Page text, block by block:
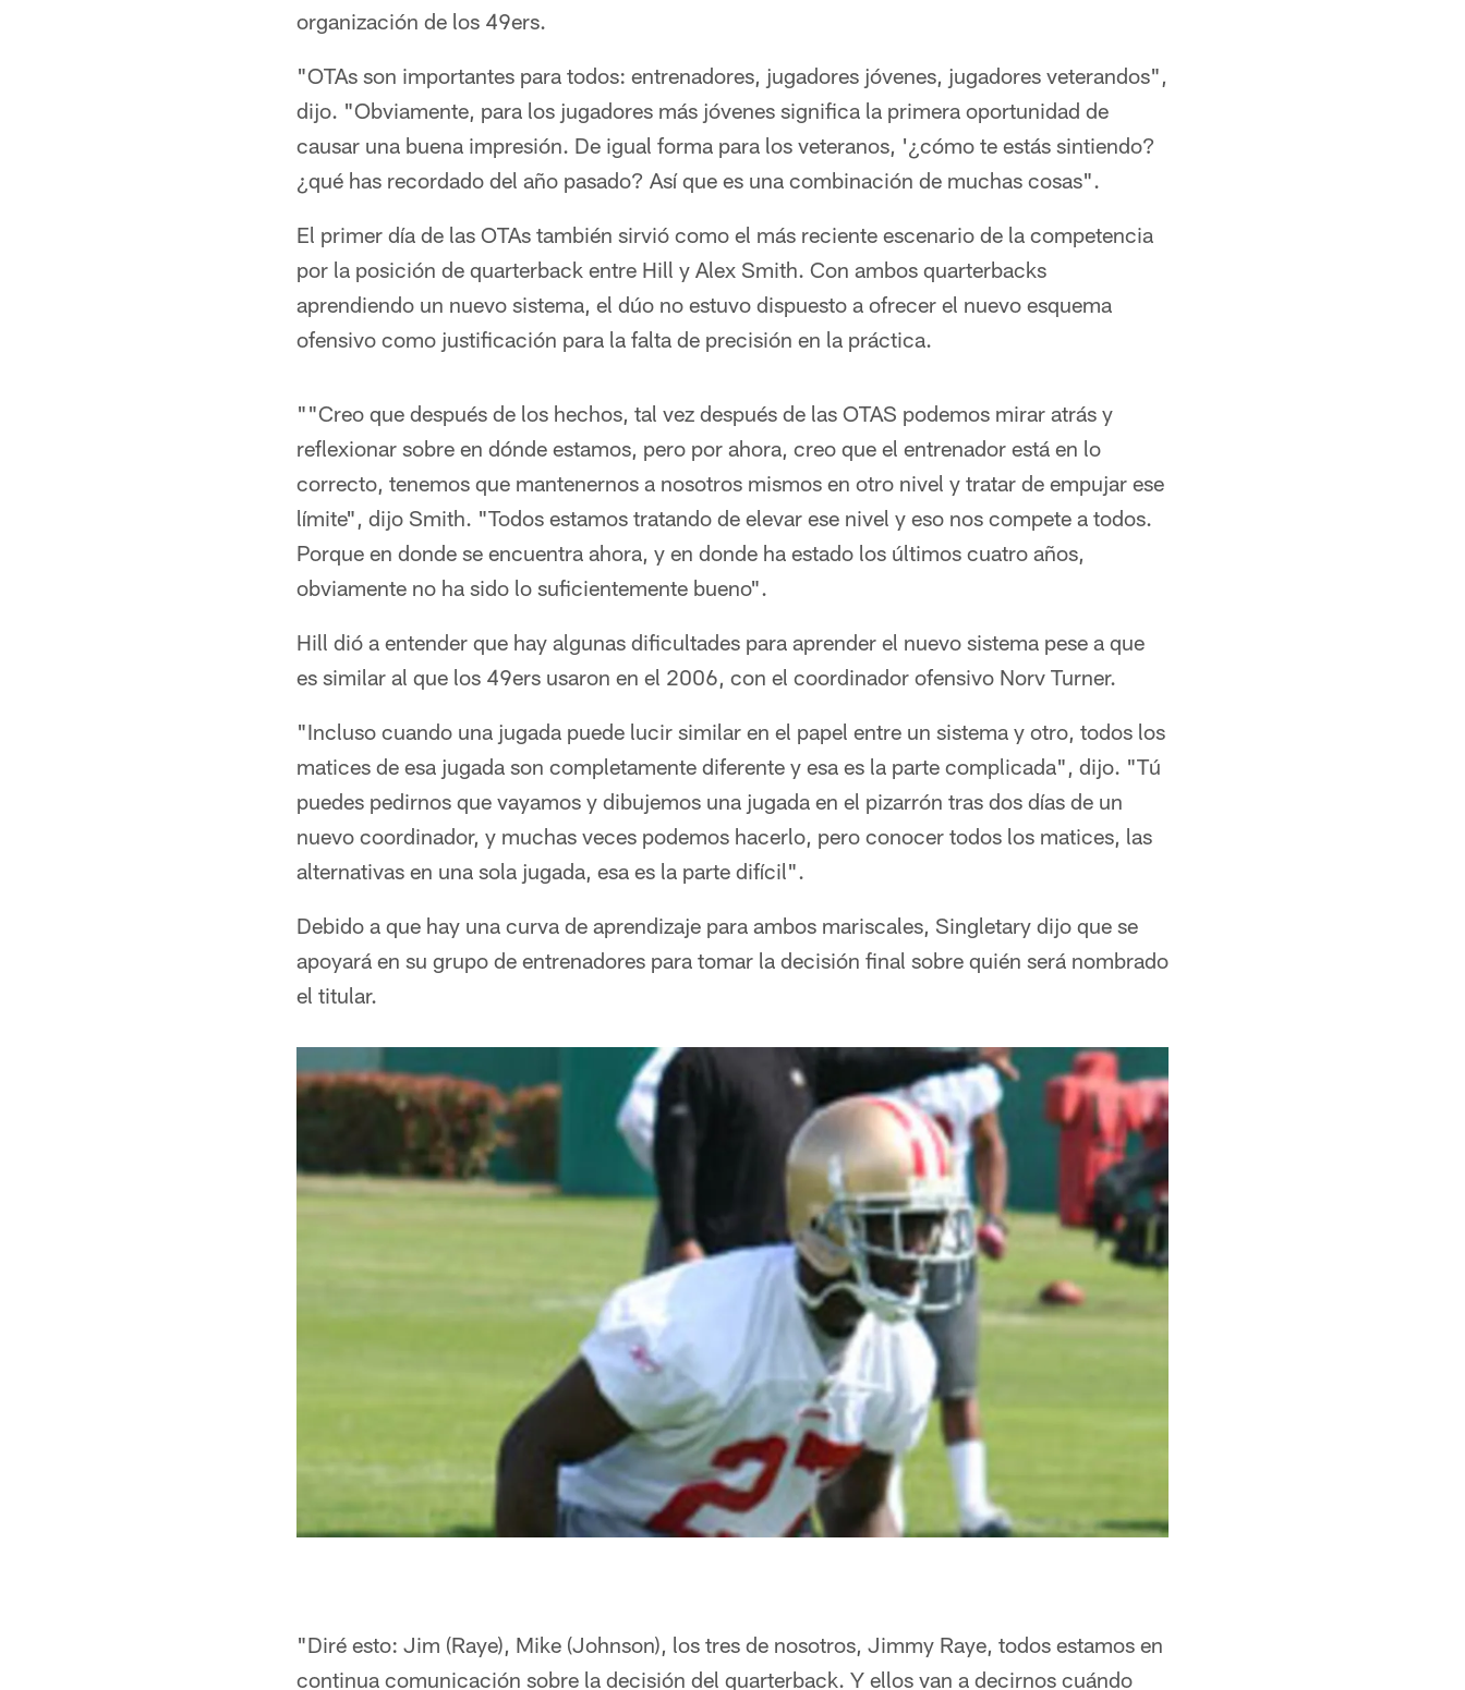
organización de los 49ers.
"OTAs son importantes para todos: entrenadores, jugadores jóvenes, jugadores veterandos",
dijo. "Obviamente, para los jugadores más jóvenes significa la primera oportunidad de
causar una buena impresión. De igual forma para los veteranos, '¿cómo te estás sintiendo?
¿qué has recordado del año pasado? Así que es una combinación de muchas cosas".
El primer día de las OTAs también sirvió como el más reciente escenario de la competencia
por la posición de quarterback entre Hill y Alex Smith. Con ambos quarterbacks
aprendiendo un nuevo sistema, el dúo no estuvo dispuesto a ofrecer el nuevo esquema
ofensivo como justificación para la falta de precisión en la práctica.
""Creo que después de los hechos, tal vez después de las OTAS podemos mirar atrás y
reflexionar sobre en dónde estamos, pero por ahora, creo que el entrenador está en lo
correcto, tenemos que mantenernos a nosotros mismos en otro nivel y tratar de empujar ese
límite", dijo Smith. "Todos estamos tratando de elevar ese nivel y eso nos compete a todos.
Porque en donde se encuentra ahora, y en donde ha estado los últimos cuatro años,
obviamente no ha sido lo suficientemente bueno".
Hill dió a entender que hay algunas dificultades para aprender el nuevo sistema pese a que
es similar al que los 49ers usaron en el 2006, con el coordinador ofensivo Norv Turner.
"Incluso cuando una jugada puede lucir similar en el papel entre un sistema y otro, todos los
matices de esa jugada son completamente diferente y esa es la parte complicada", dijo. "Tú
puedes pedirnos que vayamos y dibujemos una jugada en el pizarrón tras dos días de un
nuevo coordinador, y muchas veces podemos hacerlo, pero conocer todos los matices, las
alternativas en una sola jugada, esa es la parte difícil".
Debido a que hay una curva de aprendizaje para ambos mariscales, Singletary dijo que se
apoyará en su grupo de entrenadores para tomar la decisión final sobre quién será nombrado
el titular.
"Diré esto: Jim (Raye), Mike (Johnson), los tres de nosotros, Jimmy Raye, todos estamos en
continua comunicación sobre la decisión del quarterback. Y ellos van a decirnos cuándo